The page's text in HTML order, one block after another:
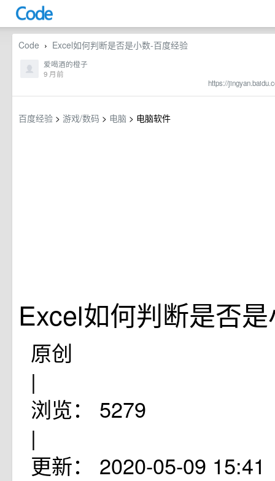
Code › Excel如何判断是否是小数-百度经验
https://
爱喝酒的橙子
9 月前
百度经验 > 游戏/数码 > 电脑 > 电脑软件
Excel如何判断是否
原创
|
浏览： 5279
|
更新： 2020-05-09 15:41